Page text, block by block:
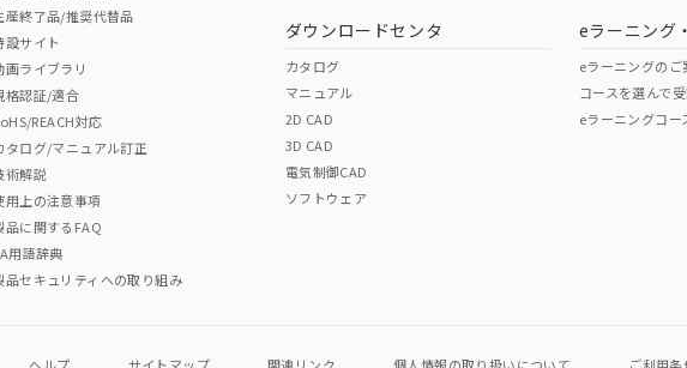
Cr(VI)
っても、流通在庫等で未対応品が混在する可能性があります。
くは販売店へお問い合わせください。
この製品の規格認証/適合
その他の認証はこちらのページからご
産終了品/推奨代替品
設サイト
画ライブラリ
格認証/適合
REACH対応
タログ/マニュアル訂正
術解説
用上の注意事項
品に関するFAQ
用語辞典
品セキュリティへの取り組み
ダウンロードセンタ
カタログ
マニュアル
2D CAD
3D CAD
電気制御CAD
ソフトウェア
eラーニング
eラーニングのご
コースを選んで
eラーニングコー